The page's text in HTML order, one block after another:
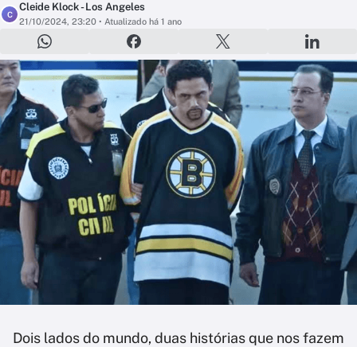
C
Cleide Klock - Los Angeles
21/10/2024, 23:20 • Atualizado há 1 ano
Dois lados do mundo, duas histórias que nos fazem